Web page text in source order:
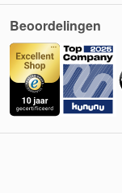
Beoordelingen